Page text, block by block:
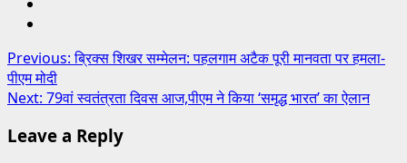
Previous:ब्रिक्स शिखर सम्मेलन: पहलगाम अटैक पूरी मानवता पर हमला-
पीएम मोदी
Next: 79वां स्वतंत्रता दिवस आज,पीएम ने किया ‘समृद्ध भारत’ का ऐलान
Leave a Reply